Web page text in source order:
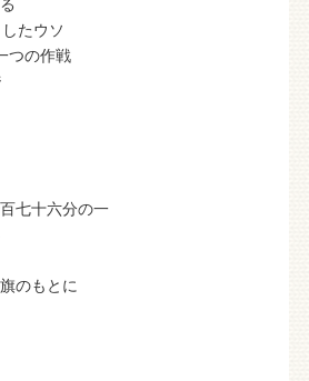
たウソ
つの作戦
七十六分の一
のもとに